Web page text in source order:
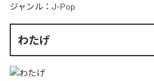
ジャンル： J-Pop
わたげ